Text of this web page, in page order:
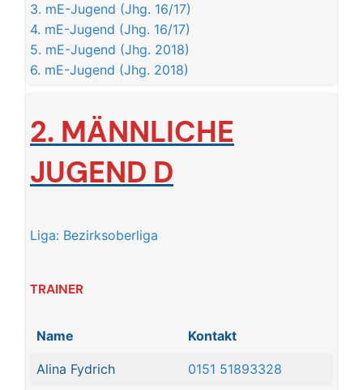
3. mE-Jugend (Jhg. 16/17)
4. mE-Jugend (Jhg. 16/17)
5. mE-Jugend (Jhg. 2018)
6. mE-Jugend (Jhg. 2018)
2. MÄNNLICHE
JUGEND D
Liga: Bezirksoberliga
TRAINER
Name Kontakt
Alina Fydrich 0151 51893328